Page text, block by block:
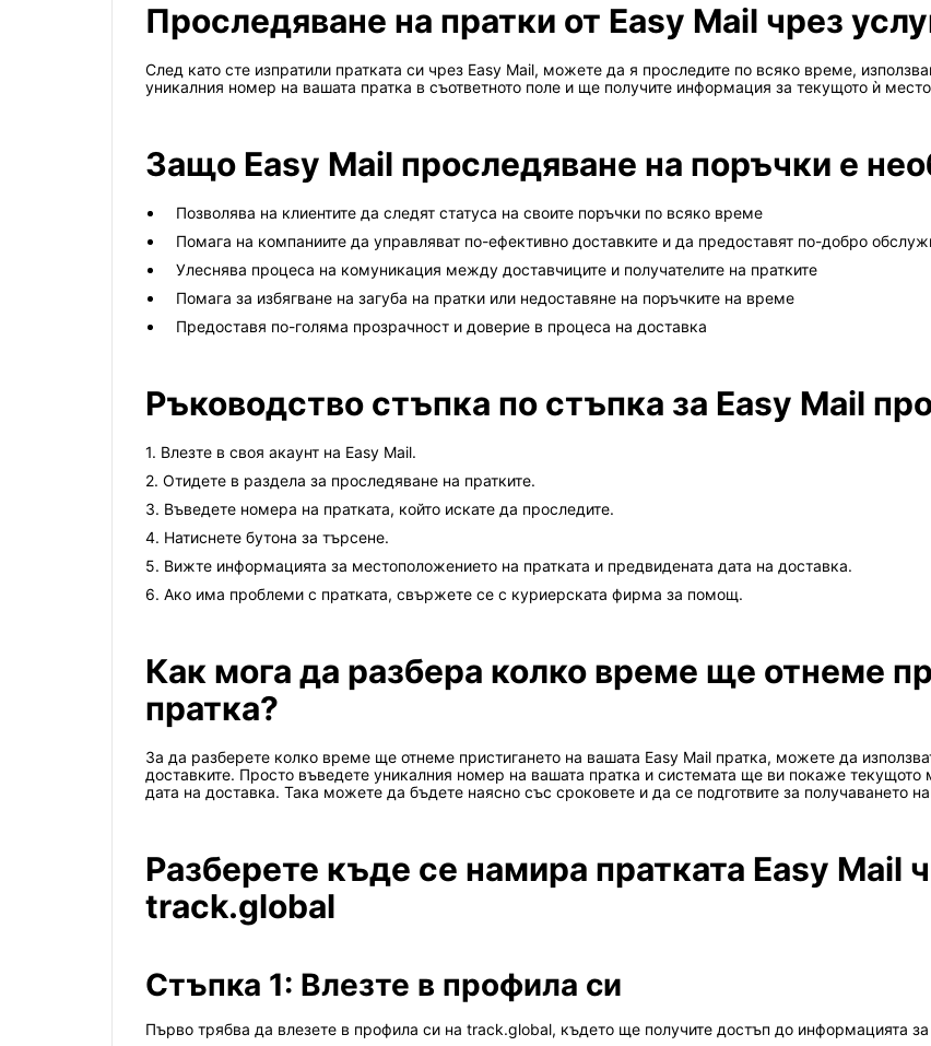
Проследяване на пратки от Easy Mail чрез
След като сте изпратили пратката си чрез Easy Mail, можете да я проследите по всяко време,
уникалния номер на вашата пратка в съответното поле и ще получите информация за текущото ѝ
Защо Easy Mail проследяване на поръчки е
Позволява на клиентите да следят статуса на своите поръчки по всяко време
Помага на компаниите да управляват по-ефективно доставките и да предоставят по-добро
Улеснява процеса на комуникация между доставчиците и получателите на пратките
Помага за избягване на загуба на пратки или недоставяне на поръчките на време
Предоставя по-голяма прозрачност и доверие в процеса на доставка
Ръководство стъпка по стъпка за Easy Mail
1. Влезте в своя акаунт на Easy Mail.
2. Отидете в раздела за проследяване на пратките.
3. Въведете номера на пратката, който искате да проследите.
4. Натиснете бутона за търсене.
5. Вижте информацията за местоположението на пратката и предвидената дата на доставка.
6. Ако има проблеми с пратката, свържете се с куриерската фирма за помощ.
Как мога да разбера колко време ще отнеме
пратка?
За да разберете колко време ще отнеме пристигането на вашата Easy Mail пратка, можете да
доставките. Просто въведете уникалния номер на вашата пратка и системата ще ви покаже текущото
дата на доставка. Така можете да бъдете наясно със сроковете и да се подготвите за получаването
Разберете къде се намира пратката Easy Mail
track.global
Стъпка 1: Влезте в профила си
Първо трябва да влезете в профила си на track.global, където ще получите достъп до информацията за